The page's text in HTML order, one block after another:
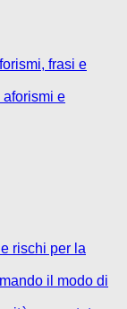
frasi e
aforismi e
rischi per la
il modo di